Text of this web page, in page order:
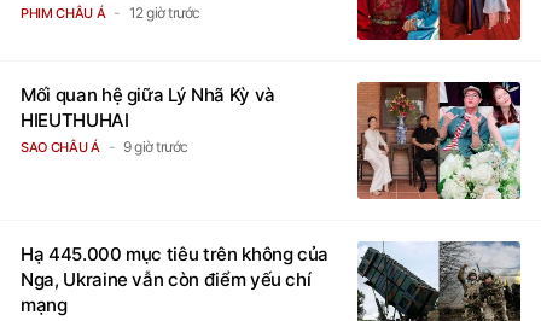
PHIM CHÂU Á 12 giờ trước
Mối quan hệ giữa Lý Nhã Kỳ và
HIEUTHUHAI
SAO CHÂU Á 9 giờ trước
Hạ 445.000 mục tiêu trên không của
Nga, Ukraine vẫn còn điểm yếu chí
mạng